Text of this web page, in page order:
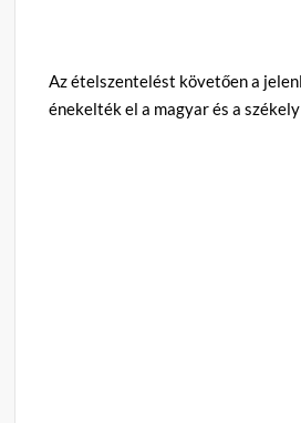
Az ételszentelést követően a
énekelték el a magyar és a